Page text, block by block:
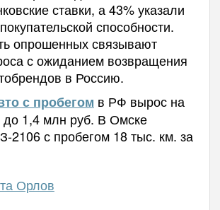
ставки, а 43% указали
способности.
опрошенных связывают
с ожиданием возвращения
в Россию.
с пробегом в РФ вырос на
1,4 млн руб. В Омске
2106 с пробегом 18 тыс. км. за
Орлов